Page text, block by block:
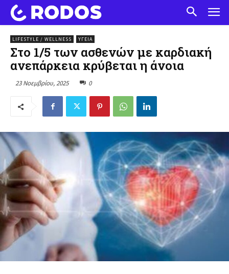
LIFESTYLE / WELLNESS ΥΓΕΊΑ
Στο 1/5 των ασθενών με καρδιακή
ανεπάρκεια κρύβεται η άνοια
23 Νοεμβρίου, 2025 0